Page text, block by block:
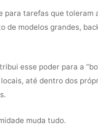
para tarefas que
de modelos grandes,
esse poder para a
até dentro dos
muda tudo.